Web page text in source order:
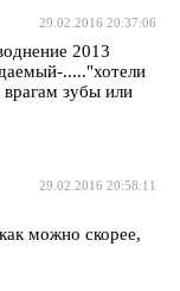
29.02.2016 20:37:06
2013
....."хотели
зубы или
29.02.2016 20:58:11
можно скорее,